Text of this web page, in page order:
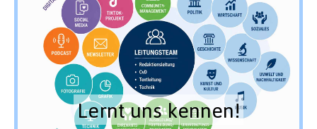
Lernt uns kennen!